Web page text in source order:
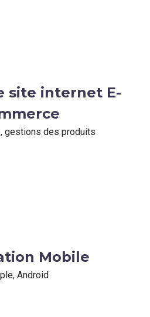
site internet E-
gestions des produits
Mobile
Android